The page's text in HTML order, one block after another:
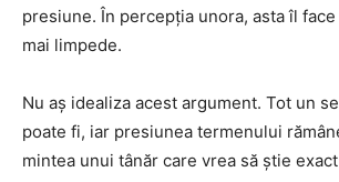
presiune. În percepția unora, asta îl
mai limpede.
Nu aș idealiza acest argument. Tot un
poate fi, iar presiunea termenului
mintea unui tânăr care vrea să știe